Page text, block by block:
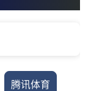
腾讯体育